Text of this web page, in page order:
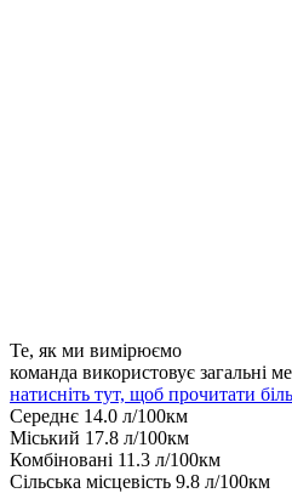
Те, як ми вимірюємо
команда використовує загальні
натисніть тут, щоб прочитати
Середнє 14.0 л/100км
Міський 17.8 л/100км
Комбіновані 11.3 л/100км
Сільська місцевість 9.8 л/100км